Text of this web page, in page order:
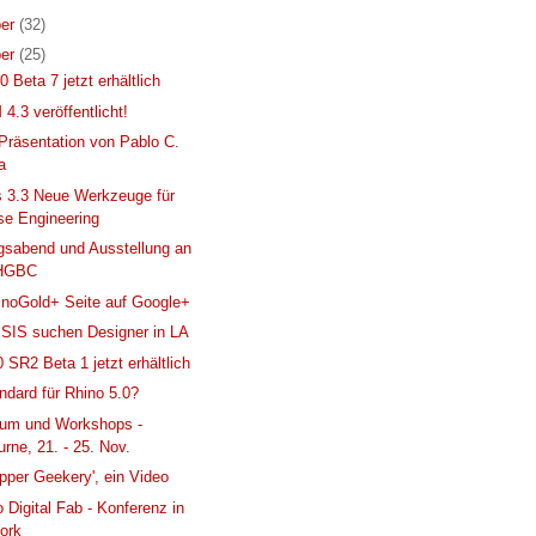
(32)
(25)
Beta 7 jetzt erhältlich
4.3 veröffentlicht!
von Pablo C.
3.3 Neue Werkzeuge für
Engineering
und Ausstellung an
Seite auf Google+
suchen Designer in LA
SR2 Beta 1 jetzt erhältlich
für Rhino 5.0?
und Workshops -
21. - 25. Nov.
Geekery', ein Video
Digital Fab - Konferenz in